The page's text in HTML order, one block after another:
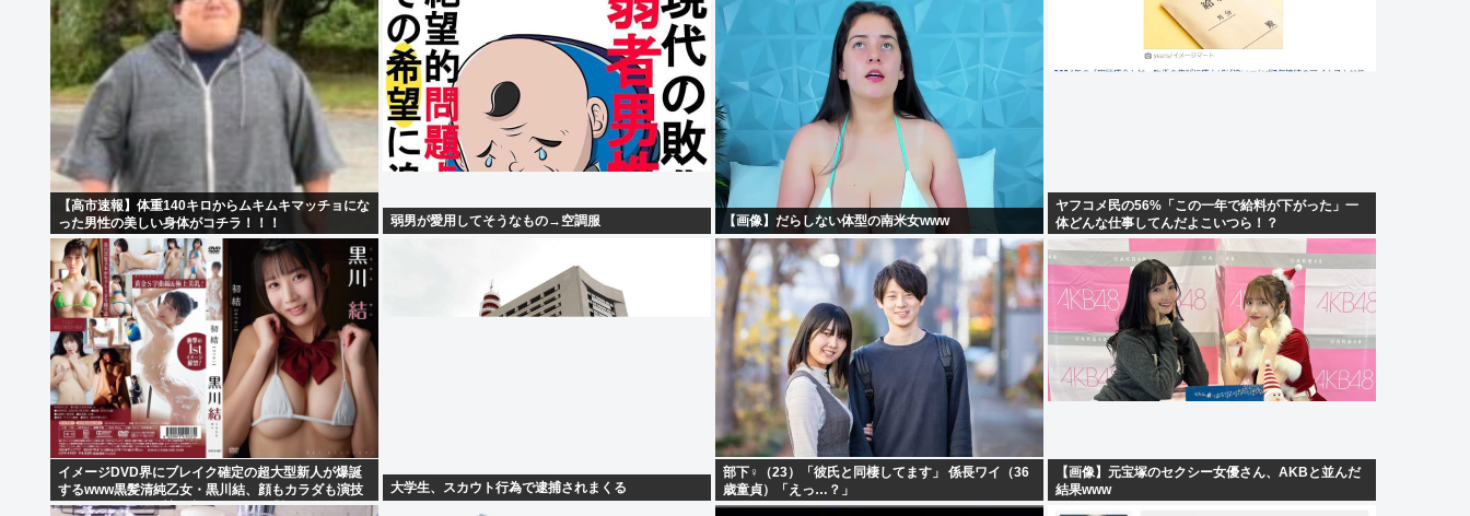
【高市速報】体重140キロからムキムキマッチョにな
った男性の美しい身体がコチラ！！！
弱男が愛用してそうなもの→空調服 【画像】だらしない体型の南米女www
ヤフコメ民の56%「この一年で給料が下がった」一
体どんな仕事してんだよこいつら！？
イメージDVD界にブレイク確定の超大型新人が爆誕
するwww黒髪清純乙女・黒川結、顔もカラダも演技
もIVファンから絶賛の嵐！！処女作「初結」の動画
大学生、スカウト行為で逮捕されまくる
部下♀（23）「彼氏と同棲してます」 係長ワイ（36
歳童貞）「えっ…？」
【画像】元宝塚のセクシー女優さん、AKBと並んだ
結果www